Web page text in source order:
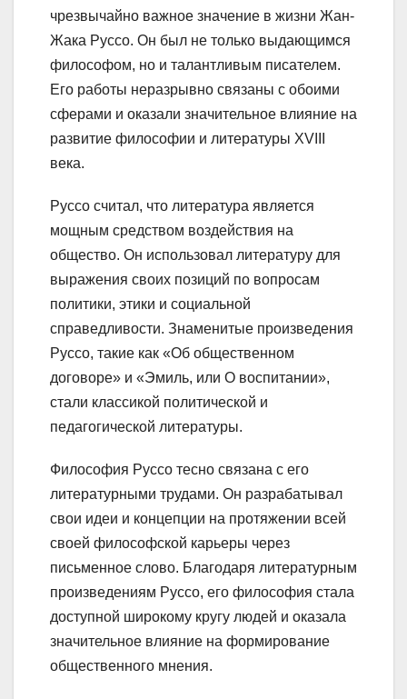
чрезвычайно важное значение в жизни Жан-
Жака Руссо. Он был не только выдающимся
философом, но и талантливым писателем.
Его работы неразрывно связаны с обоими
сферами и оказали значительное влияние на
развитие философии и литературы XVIII
века.
Руссо считал, что литература является
мощным средством воздействия на
общество. Он использовал литературу для
выражения своих позиций по вопросам
политики, этики и социальной
справедливости. Знаменитые произведения
Руссо, такие как «Об общественном
договоре» и «Эмиль, или О воспитании»,
стали классикой политической и
педагогической литературы.
Философия Руссо тесно связана с его
литературными трудами. Он разрабатывал
свои идеи и концепции на протяжении всей
своей философской карьеры через
письменное слово. Благодаря литературным
произведениям Руссо, его философия стала
доступной широкому кругу людей и оказала
значительное влияние на формирование
общественного мнения.